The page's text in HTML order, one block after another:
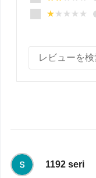
★★★★★
1192 seri